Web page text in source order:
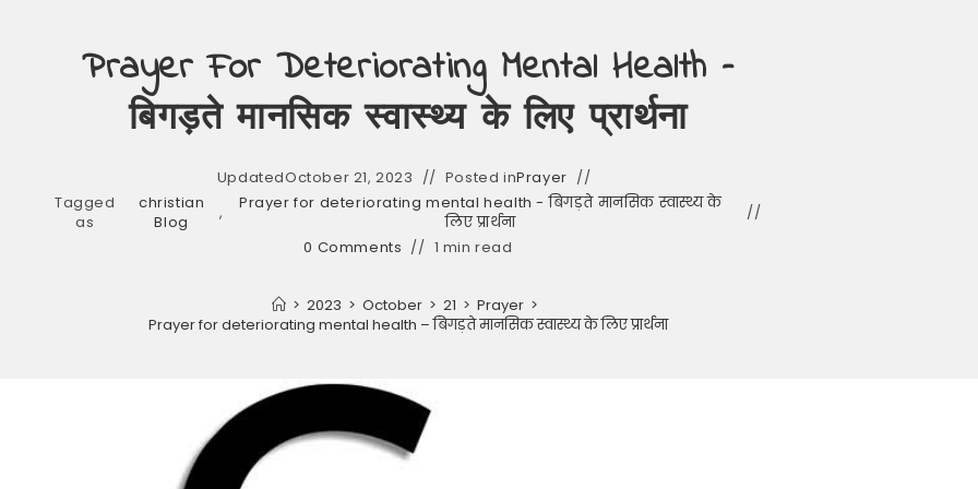
Prayer For Deteriorating Mental Health –
बिगड़ते मानसिक स्वास्थ्य के लिए प्रार्थना
UpdatedOctober 21, 2023 Posted inPrayer
Tagged
as
christian
Blog
,
Prayer for deteriorating mental health - बिगड़ते मानसिक स्वास्थ्य के
लिए प्रार्थना
0 Comments
1 min read
> 2023 > October > 21 > Prayer >
Prayer for deteriorating mental health – बिगड़ते मानसिक स्वास्थ्य के लिए प्रार्थना